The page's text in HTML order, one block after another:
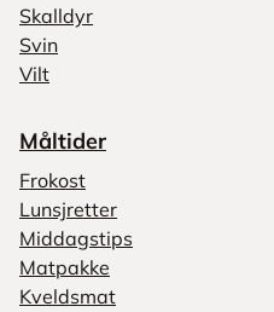
Skalldyr
Svin
Vilt
Måltider
Frokost
Lunsjretter
Middagstips
Matpakke
Kveldsmat